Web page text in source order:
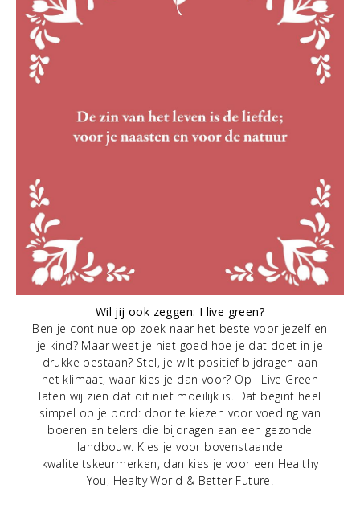
Wil jij ook zeggen: I live green?
Ben je continue op zoek naar het beste voor jezelf en
je kind? Maar weet je niet goed hoe je dat doet in je
drukke bestaan? Stel, je wilt positief bijdragen aan
het klimaat, waar kies je dan voor? Op I Live Green
laten wij zien dat dit niet moeilijk is. Dat begint heel
simpel op je bord: door te kiezen voor voeding van
boeren en telers die bijdragen aan een gezonde
landbouw. Kies je voor bovenstaande
kwaliteitskeurmerken, dan kies je voor een Healthy
You, Healty World & Better Future!